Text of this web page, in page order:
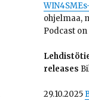
ohjelmaa,
Podcast
releases
29.10.2025